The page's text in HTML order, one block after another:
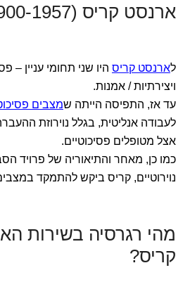
ארנסט קריס (1900-1957)
לארנסט קריס היו שני תחומי עניין –
ויצירתיות / אמנות.
עד אז, התפיסה הייתה שמצבים
לעבודה אנליטית, בגלל נוירוזת
אצל מטופלים פסיכוטיים.
כמו כן, מאחר והתיאוריה של פרויד
נוירוטיים, קריס ביקש להתמקד
מהי רגרסיה בשירות
קריס?